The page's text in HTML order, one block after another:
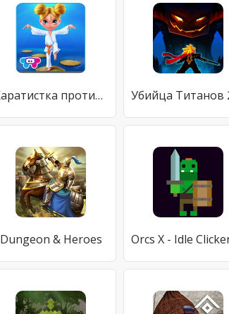
Каратистка против забияки –Взято из реальной жизни
Dungeon & Heroes